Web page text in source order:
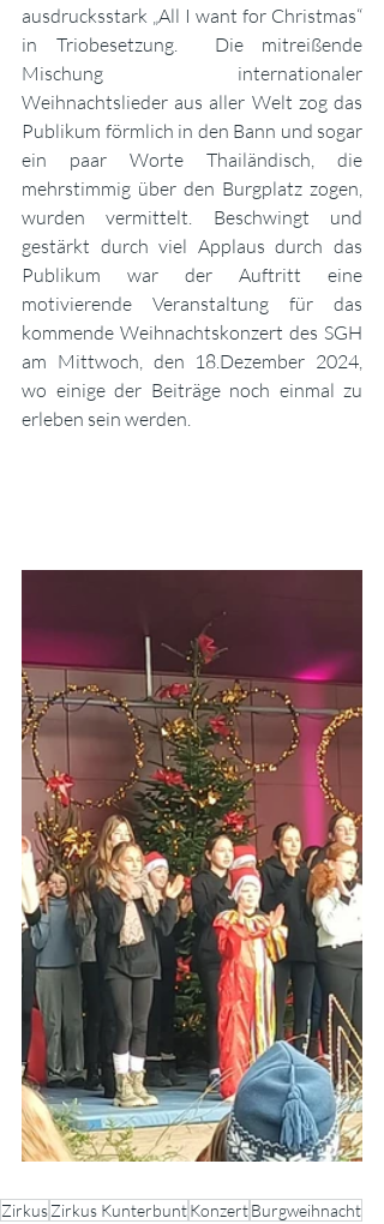
ausdrucksstark „All I want for Christmas“
in Triobesetzung.  Die mitreißende
Mischung internationaler
Weihnachtslieder aus aller Welt zog das
Publikum förmlich in den Bann und sogar
ein paar Worte Thailändisch, die
mehrstimmig über den Burgplatz zogen,
wurden vermittelt. Beschwingt und
gestärkt durch viel Applaus durch das
Publikum war der Auftritt eine
motivierende Veranstaltung für das
kommende Weihnachtskonzert des SGH
am Mittwoch, den 18.Dezember 2024,
wo einige der Beiträge noch einmal zu
erleben sein werden.
ZirkusZirkus KunterbuntKonzertBurgweihnacht